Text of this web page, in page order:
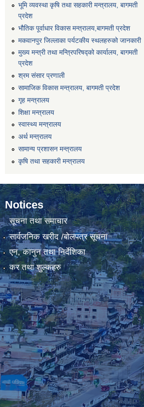
भूमि व्यवस्था कृषि तथा सहकारी मन्त्रालय, बागमती
प्रदेश
भौतिक पूर्वाधार विकास मन्त्रालय,बागमती प्रदेश
मकवानपुर जिल्लाका पर्यटकीय स्थलहरुको जानकारी
मुख्य मन्त्री तथा मन्त्रिपरिषद्को कार्यालय, बागमती
प्रदेश
श्रम संसार प्रणाली
सामाजिक विकास मन्त्रालय, बागमती प्रदेश
गृह मन्त्रालय
शिक्षा मन्त्रालय
स्वास्थ्य मन्त्रालय
अर्थ मन्त्रालय
सामान्य प्रशासन मन्त्रालय
कृषि तथा सहकारी मन्त्रालय
Notices
सूचना तथा समाचार
सार्वजनिक खरीद /बोलपत्र सूचना
एन, कानुन तथा निर्देशिका
कर तथा शुल्कहरु